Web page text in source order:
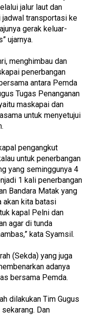
jalur laut dan
jadwal transportasi ke
gerak keluar-
ujarnya.
menghimbau dan
penerbangan
antara Pemda
Tugas Penanganan
maskapai dan
untuk menyetujui
pengangkut
untuk penerbangan
yang seminggunya 4
1 kali penerbangan
Bandara Matak yang
akan kita batasi
kapal Pelni dan
agar di tunda
kata Syamsil.
(Sekda) yang juga
adanya
bersama Pemda.
dilakukan Tim Gugus
Dan